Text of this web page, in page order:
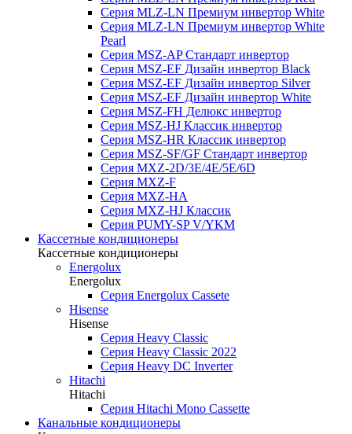
Серия MLZ-LN Премиум инвертор White
Серия MLZ-LN Премиум инвертор White
Pearl
Серия MSZ-AP Стандарт инвертор
Серия MSZ-EF Дизайн инвертор Black
Серия MSZ-EF Дизайн инвертор Silver
Серия MSZ-EF Дизайн инвертор White
Серия MSZ-FH Делюкс инвертор
Серия MSZ-HJ Классик инвертор
Серия MSZ-HR Классик инвертор
Серия MSZ-SF/GF Стандарт инвертор
Серия MXZ-2D/3E/4E/5E/6D
Серия MXZ-F
Серия MXZ-HA
Серия MXZ-HJ Классик
Серия PUMY-SP V/YKM
Кассетные кондиционеры
Кассетные кондиционеры
Energolux
Energolux
Серия Energolux Cassete
Hisense
Hisense
Серия Heavy Classic
Серия Heavy Classic 2022
Серия Heavy DC Inverter
Hitachi
Hitachi
Серия Hitachi Mono Cassette
Канальные кондиционеры